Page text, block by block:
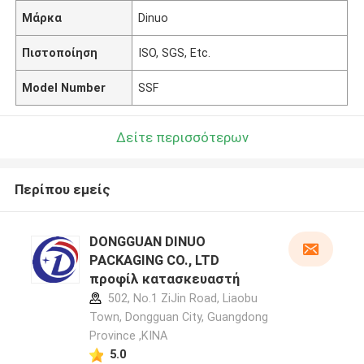
Μάρκα Dinuo
Πιστοποίηση ISO, SGS, Etc.
Model Number SSF
Δείτε περισσότερων
Περίπου εμείς
DONGGUAN DINUO
PACKAGING CO., LTD
προφίλ κατασκευαστή
502, No.1 ZiJin Road, Liaobu
Town, Dongguan City, Guangdong
Province ,ΚΙΝΑ
5.0